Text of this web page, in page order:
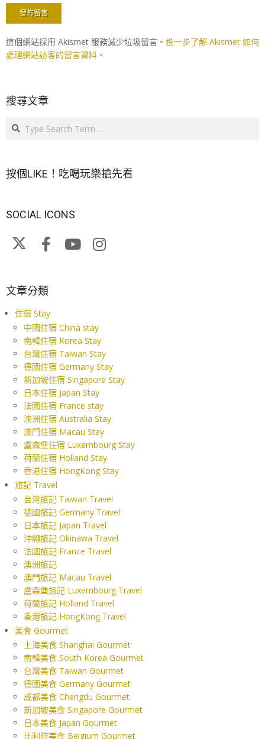
這個網站採用 Akismet 服務減少垃圾留言。 進一步了解 Akismet 如何
處理網站訪客的留言資料 。
搜尋文章
Search
按個LIKE！吃喝玩樂搶先看
SOCIAL ICONS
文章分類
住宿 Stay
中國住宿 China stay
南韓住宿 Korea Stay
台灣住宿 Taiwan Stay
德國住宿 Germany Stay
新加坡住宿 Singapore Stay
日本住宿 Japan Stay
法國住宿 France stay
澳洲住宿 Australia Stay
澳門住宿 Macau Stay
盧森堡住宿 Luxembourg Stay
荷蘭住宿 Holland Stay
香港住宿 HongKong Stay
旅記 Travel
台灣旅記 Taiwan Travel
德國旅記 Germany Travel
日本旅記 Japan Travel
沖繩旅記 Okinawa Travel
法國旅記 France Travel
澳洲旅記
澳門旅記 Macau Travel
盧森堡旅記 Luxembourg Travel
荷蘭旅記 Holland Travel
香港旅記 HongKong Travel
美食 Gourmet
上海美食 Shanghai Gourmet
南韓美食 South Korea Gourmet
台灣美食 Taiwan Gourmet
德國美食 Germany Gourmet
成都美食 Chengdu Gourmet
新加坡美食 Singapore Gourmet
日本美食 Japan Gourmet
比利時美食 Belgium Gourmet